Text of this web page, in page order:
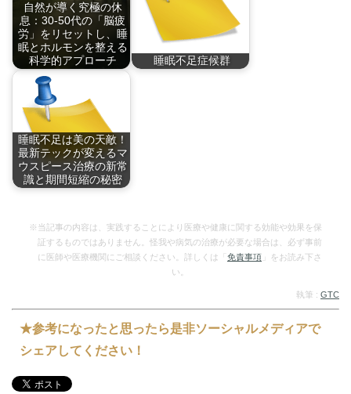
自然が導く究極の休
息：30-50代の「脳疲
労」をリセットし、睡
眠とホルモンを整える
科学的アプローチ
30-50代の心身の…
睡眠不足症候群
睡眠不足は美の天敵！
最新テックが変えるマ
ウスピース治療の新常
識と期間短縮の秘密
※当記事の内容は、実践することにより医療や健康に関する効能や効果を保
証するものではありません。怪我や病気の治療が必要な場合は、必ず事前
に医師や医療機関にご相談ください。詳しくは「 免責事項 」をお読み下さ
い。
執筆 : GTC
★参考になったと思ったら是非ソーシャルメディアで
シェアしてください！